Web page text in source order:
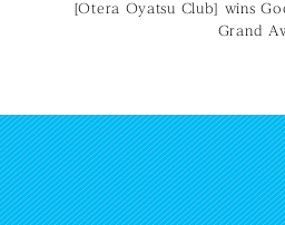
[Otera Oyatsu Club] wins
Grand